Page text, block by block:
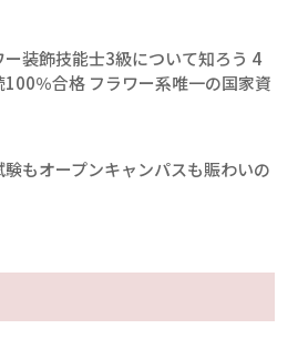
ー装飾技能士3級について知ろう 4
100％合格 フラワー系唯一の国家資
験もオープンキャンパスも賑わいの